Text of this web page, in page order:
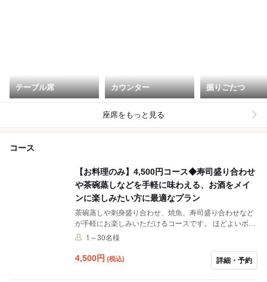
テーブル席 カウンター 掘りごたつ
座席をもっと見る
コース
【お料理のみ】4,500円コース◆寿司盛り合わせ
や茶碗蒸しなどを手軽に味わえる、お酒をメイ
ンに楽しみたい方に最適なプラン
茶碗蒸しや刺身盛り合わせ、焼魚、寿司盛り合わせなど
が手軽にお楽しみいただけるコースです。 ほどよいボリ
ュームでお酒をメインに楽しみたい方にもぴったり。お
利用ください。 コースには10名様より、プラス2,200円
で2時間飲み放題をお付けすることが可能です。 瓶ビー
1～30名様
4,500円 (税込) 詳細・予約